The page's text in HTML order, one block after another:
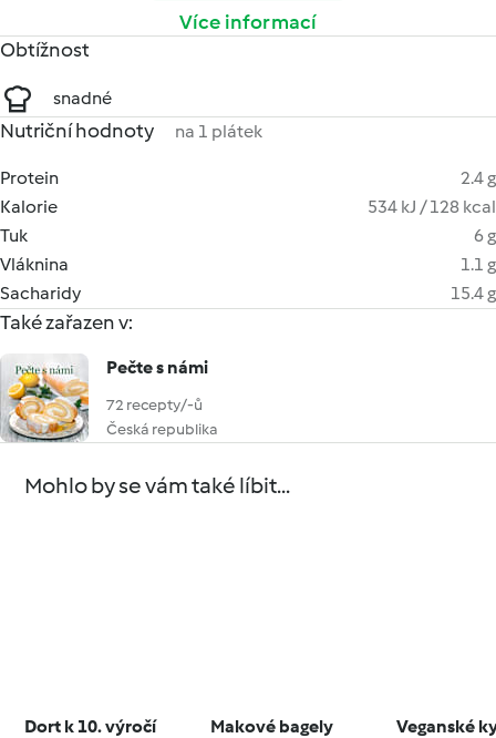
Více informací
Obtížnost
snadné
Nutriční hodnoty na 1 plátek
Protein
2.4 g
Kalorie
534 kJ / 128 kcal
Tuk
6 g
Vláknina
1.1 g
Sacharidy
15.4 g
Také zařazen v:
Pečte s námi
72 recepty/-ů
Česká republika
Mohlo by se vám také líbit...
Dort k 10. výročí
Makové bagely
Veganské